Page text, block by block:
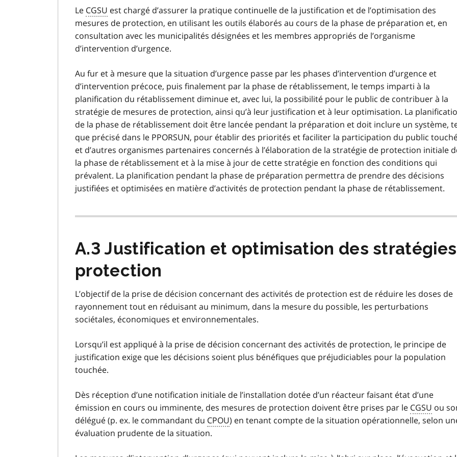
Le CGSU est chargé d’assurer la pratique continuelle de la justification et de l’optimisation des
mesures de protection, en utilisant les outils élaborés au cours de la phase de préparation et, en
consultation avec les municipalités désignées et les membres appropriés de l’organisme
d’intervention d’urgence.
Au fur et à mesure que la situation d’urgence passe par les phases d’intervention d’urgence et
d’intervention précoce, puis finalement par la phase de rétablissement, le temps imparti à la
planification du rétablissement diminue et, avec lui, la possibilité pour le public de contribuer à la
stratégie de mesures de protection, ainsi qu’à leur justification et à leur optimisation. La
de la phase de rétablissement doit être lancée pendant la préparation et doit inclure un système,
que précisé dans le PPORSUN, pour établir des priorités et faciliter la participation du public
et d’autres organismes partenaires concernés à l’élaboration de la stratégie de protection initiale
la phase de rétablissement et à la mise à jour de cette stratégie en fonction des conditions qui
prévalent. La planification pendant la phase de préparation permettra de prendre des décisions
justifiées et optimisées en matière d’activités de protection pendant la phase de rétablissement.
A.3 Justification et optimisation des
protection
L’objectif de la prise de décision concernant des activités de protection est de réduire les doses de
rayonnement tout en réduisant au minimum, dans la mesure du possible, les perturbations
sociétales, économiques et environnementales.
Lorsqu’il est appliqué à la prise de décision concernant des activités de protection, le principe de
justification exige que les décisions soient plus bénéfiques que préjudiciables pour la population
touchée.
Dès réception d’une notification initiale de l’installation dotée d’un réacteur faisant état d’une
émission en cours ou imminente, des mesures de protection doivent être prises par le CGSU ou
délégué (p. ex. le commandant du CPOU) en tenant compte de la situation opérationnelle, selon
évaluation prudente de la situation.